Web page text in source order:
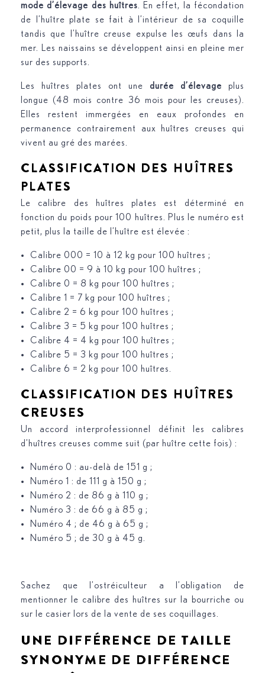
mode d’élevage des huîtres . En effet, la fécondation
de l’huître plate se fait à l’intérieur de sa coquille
tandis que l’huître creuse expulse les œufs dans la
mer. Les naissains se développent ainsi en pleine mer
sur des supports.
Les huîtres plates ont une durée d’élevage plus
longue (48 mois contre 36 mois pour les creuses).
Elles restent immergées en eaux profondes en
permanence contrairement aux huîtres creuses qui
vivent au gré des marées.
CLASSIFICATION DES HUÎTRES
PLATES
Le calibre des huîtres plates est déterminé en
fonction du poids pour 100 huîtres. Plus le numéro est
petit, plus la taille de l’huître est élevée :
Calibre 000 = 10 à 12 kg pour 100 huîtres ;
Calibre 00 = 9 à 10 kg pour 100 huîtres ;
Calibre 0 = 8 kg pour 100 huîtres ;
Calibre 1 = 7 kg pour 100 huîtres ;
Calibre 2 = 6 kg pour 100 huîtres ;
Calibre 3 = 5 kg pour 100 huîtres ;
Calibre 4 = 4 kg pour 100 huîtres ;
Calibre 5 = 3 kg pour 100 huîtres ;
Calibre 6 = 2 kg pour 100 huîtres.
CLASSIFICATION DES HUÎTRES
CREUSES
Un accord interprofessionnel définit les calibres
d’huîtres creuses comme suit (par huître cette fois) :
Numéro 0 : au-delà de 151 g ;
Numéro 1 : de 111 g à 150 g ;
Numéro 2 : de 86 g à 110 g ;
Numéro 3 : de 66 g à 85 g ;
Numéro 4 ; de 46 g à 65 g ;
Numéro 5 ; de 30 g à 45 g.
Sachez que l’ostréiculteur a l’obligation de
mentionner le calibre des huîtres sur la bourriche ou
sur le casier lors de la vente de ses coquillages.
UNE DIFFÉRENCE DE TAILLE
SYNONYME DE DIFFÉRENCE